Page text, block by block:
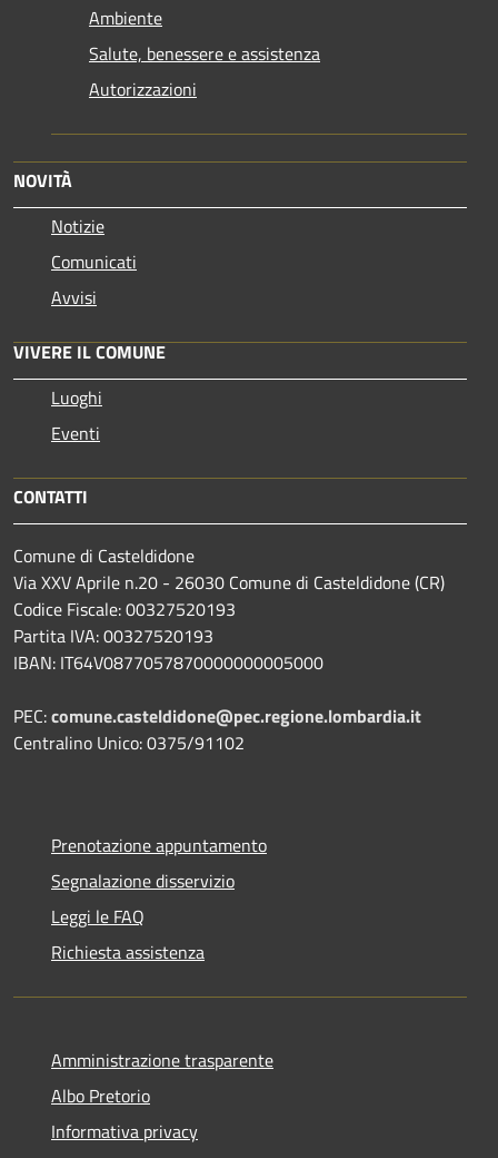
Ambiente
Salute, benessere e assistenza
Autorizzazioni
NOVITÀ
Notizie
Comunicati
Avvisi
VIVERE IL COMUNE
Luoghi
Eventi
CONTATTI
Comune di Casteldidone
Via XXV Aprile n.20 - 26030 Comune di Casteldidone (CR)
Codice Fiscale: 00327520193
Partita IVA: 00327520193
IBAN: IT64V0877057870000000005000
PEC:comune.casteldidone@pec.regione.lombardia.it
Centralino Unico: 0375/91102
Prenotazione appuntamento
Segnalazione disservizio
Leggi le FAQ
Richiesta assistenza
Amministrazione trasparente
Albo Pretorio
Informativa privacy